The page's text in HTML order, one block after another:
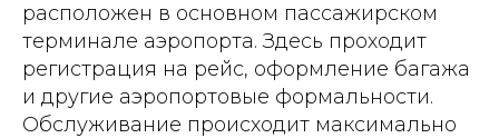
расположен в основном пассажирском
терминале аэропорта. Здесь проходит
регистрация на рейс, оформление багажа
и другие аэропортовые формальности.
Обслуживание происходит максимально